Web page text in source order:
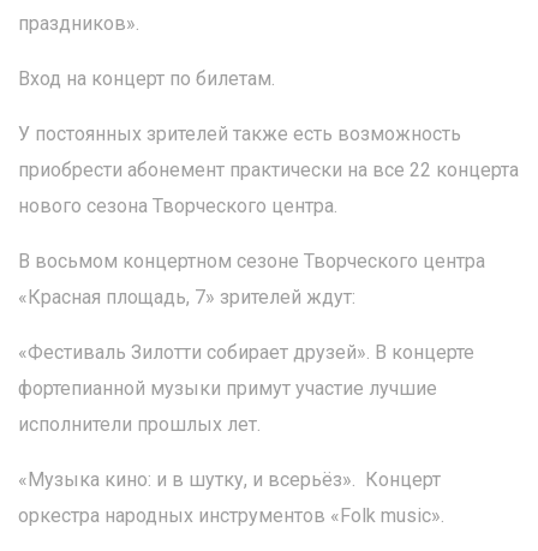
праздников».
Вход на концерт по билетам.
У постоянных зрителей также есть возможность
приобрести абонемент практически на все 22 концерта
нового сезона Творческого центра.
В восьмом концертном сезоне Творческого центра
«Красная площадь, 7» зрителей ждут:
«Фестиваль Зилотти собирает друзей». В концерте
фортепианной музыки примут участие лучшие
исполнители прошлых лет.
«Музыка кино: и в шутку, и всерьёз». Концерт
оркестра народных инструментов «Folk music».